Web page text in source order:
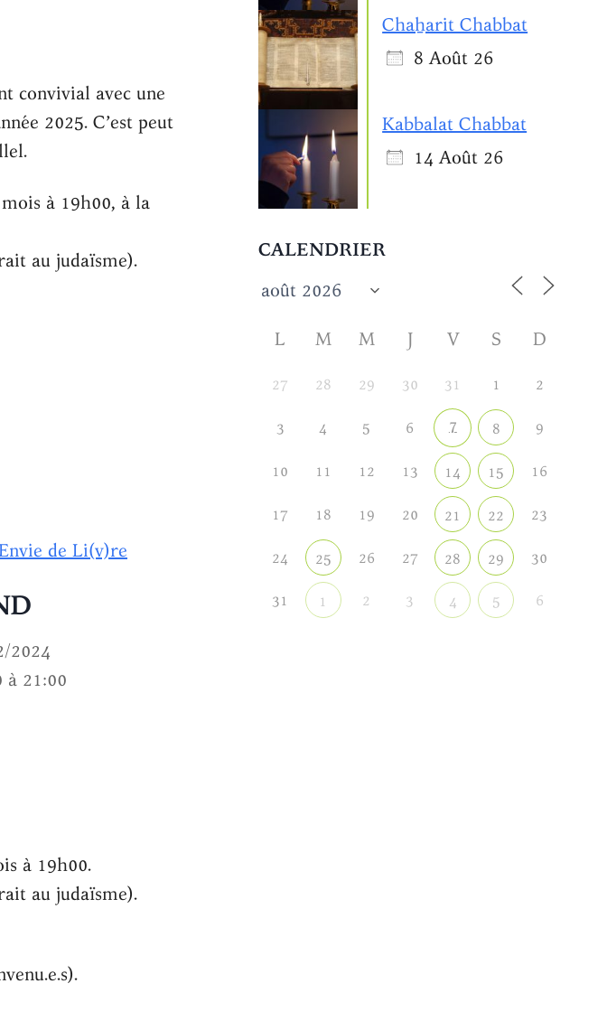
convivial avec une
2025. C’est peut
à 19h00, à la
au judaïsme).
de Li(v)re
2024
à 21:00
à 19h00.
au judaïsme).
Chaẖarit Chabbat
8 Août 26
Kabbalat Chabbat
14 Août 26
CALENDRIER
L M M J V S D
27 28 29 30 31 1 2
3 4 5 6 7 8 9
10 11 12 13 14 15 16
17 18 19 20 21 22 23
24 25 26 27 28 29 30
31 1 2 3 4 5 6